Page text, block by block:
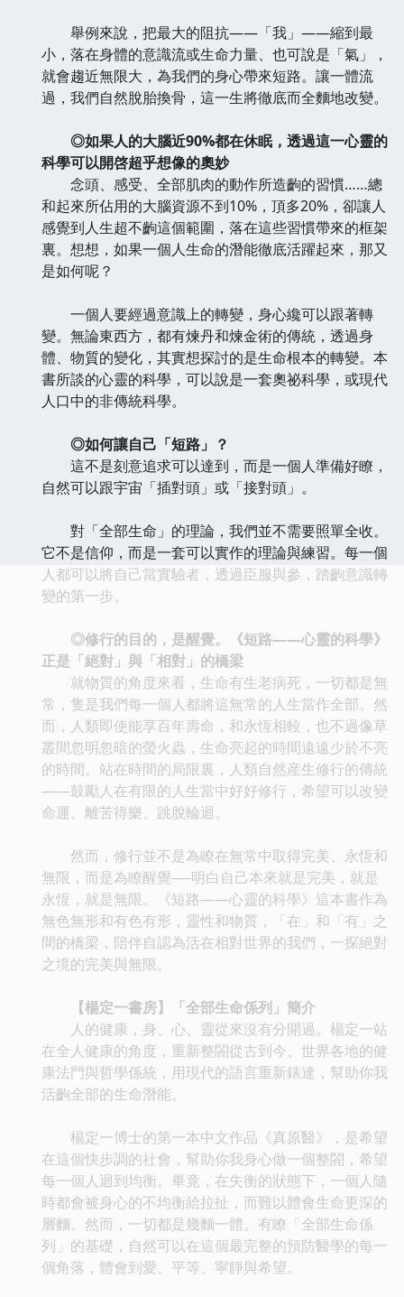
舉例來說，把最大的阻抗——「我」——縮到最
小，落在身體的意識流或生命力量、也可說是「氣」，
就會趨近無限大，為我們的身心帶來短路。讓一體流
過，我們自然脫胎換骨，這一生將徹底而全麵地改變。
◎如果人的大腦近90%都在休眠，透過這一心靈的
科學可以開啓超乎想像的奧妙
念頭、感受、全部肌肉的動作所造齣的習慣……總
和起來所佔用的大腦資源不到10%，頂多20%，卻讓人
感覺到人生超不齣這個範圍，落在這些習慣帶來的框架
裏。想想，如果一個人生命的潛能徹底活躍起來，那又
是如何呢？
一個人要經過意識上的轉變，身心纔可以跟著轉
變。無論東西方，都有煉丹和煉金術的傳統，透過身
體、物質的變化，其實想探討的是生命根本的轉變。本
書所談的心靈的科學，可以說是一套奧祕科學，或現代
人口中的非傳統科學。
◎如何讓自己「短路」？
這不是刻意追求可以達到，而是一個人準備好瞭，
自然可以跟宇宙「插對頭」或「接對頭」。
對「全部生命」的理論，我們並不需要照單全收。
它不是信仰，而是一套可以實作的理論與練習。每一個
人都可以將自己當實驗者，透過臣服與參，踏齣意識轉
變的第一步。
◎修行的目的，是醒覺。《短路——心靈的科學》
正是「絕對」與「相對」的橋梁
就物質的角度來看，生命有生老病死，一切都是無
常，隻是我們每一個人都將這無常的人生當作全部。然
而，人類即使能享百年壽命，和永恆相較，也不過像草
叢間忽明忽暗的螢火蟲，生命亮起的時間遠遠少於不亮
的時間。站在時間的局限裏，人類自然産生修行的傳統
――鼓勵人在有限的人生當中好好修行，希望可以改變
命運、離苦得樂、跳脫輪迴。
然而，修行並不是為瞭在無常中取得完美、永恆和
無限，而是為瞭醒覺──明白自己本來就是完美，就是
永恆，就是無限。《短路——心靈的科學》這本書作為
無色無形和有色有形，靈性和物質，「在」和「有」之
間的橋梁，陪伴自認為活在相對世界的我們，一探絕對
之境的完美與無限。
【楊定一書房】「全部生命係列」簡介
人的健康，身、心、靈從來沒有分開過。楊定一站
在全人健康的角度，重新整閤從古到今、世界各地的健
康法門與哲學係統，用現代的語言重新錶達，幫助你我
活齣全部的生命潛能。
楊定一博士的第一本中文作品《真原醫》，是希望
在這個快步調的社會，幫助你我身心做一個整閤，希望
每一個人迴到均衡。畢竟，在失衡的狀態下，一個人隨
時都會被身心的不均衡給拉扯，而難以體會生命更深的
層麵。然而，一切都是幾麵一體。有瞭「全部生命係
列」的基礎，自然可以在這個最完整的預防醫學的每一
個角落，體會到愛、平等、寜靜與希望。